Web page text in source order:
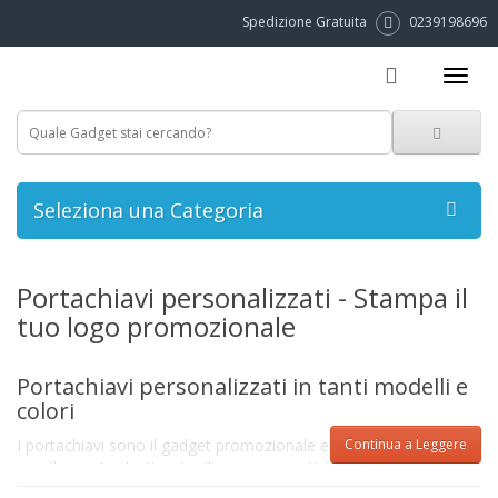
Spedizione Gratuita 0239198696
Seleziona una Categoria
Portachiavi personalizzati - Stampa il
tuo logo promozionale
Portachiavi personalizzati in tanti modelli e
colori
I portachiavi sono il gadget promozionale economico per
eccellenza. In plastica, in silicone, con antistress, galleggianti,
Continua a Leggere